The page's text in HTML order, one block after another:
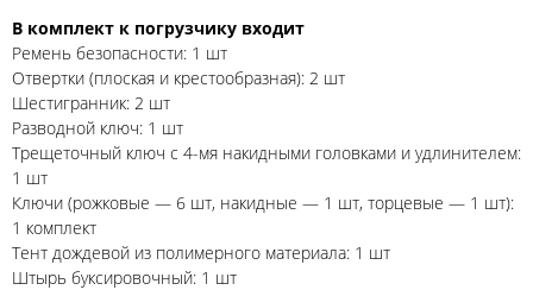
В комплект к погрузчику входит
Ремень безопасности: 1 шт
Отвертки (плоская и крестообразная): 2 шт
Шестигранник: 2 шт
Разводной ключ: 1 шт
Трещеточный ключ с 4-мя накидными головками и удлинителем:
1 шт
Ключи (рожковые — 6 шт, накидные — 1 шт, торцевые — 1 шт):
1 комплект
Тент дождевой из полимерного материала: 1 шт
Штырь буксировочный: 1 шт